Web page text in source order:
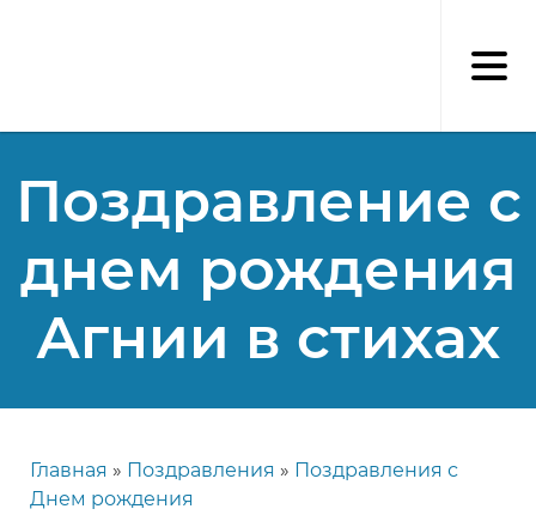
Поздравление с
днем рождения
Агнии в стихах
Строка
Главная Поздравления
Поздравления с
Днем рождения